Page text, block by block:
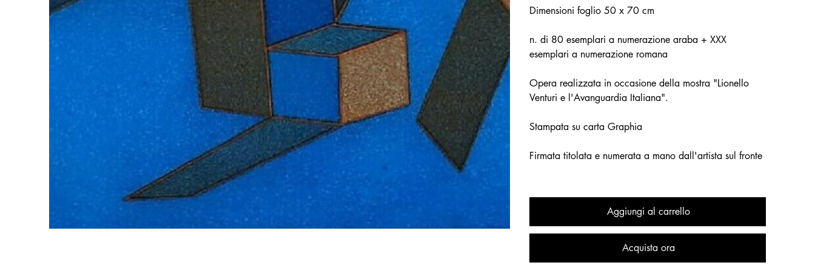
Dimensioni foglio 50 x 70 cm
n. di 80 esemplari a numerazione araba + XXX
esemplari a numerazione romana
Opera realizzata in occasione della mostra "Lionello
Venturi e l'Avanguardia Italiana".
Stampata su carta Graphia
Firmata titolata e numerata a mano dall'artista sul fronte
Aggiungi al carrello
Acquista ora